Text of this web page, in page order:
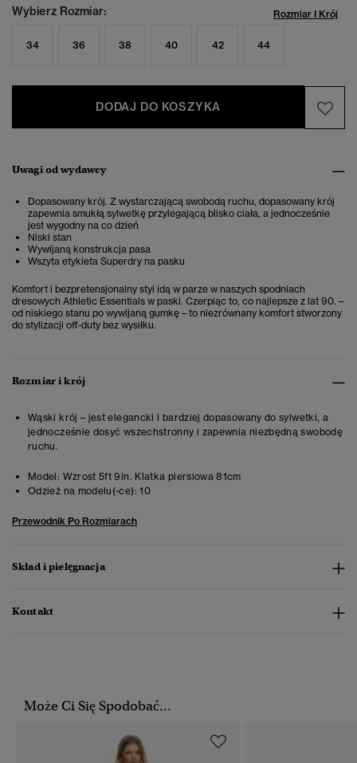
Wybierz Rozmiar: Rozmiar I Krój
34 36 38 40 42 44
DODAJ DO KOSZYKA
Uwagi od wydawcy
Dopasowany krój. Z wystarczającą swobodą ruchu, dopasowany krój
zapewnia smukłą sylwetkę przylegającą blisko ciała, a jednocześnie
jest wygodny na co dzień
Niski stan
Wywijaną konstrukcja pasa
Wszyta etykieta Superdry na pasku
Komfort i bezpretensjonalny styl idą w parze w naszych spodniach
dresowych Athletic Essentials w paski. Czerpiąc to, co najlepsze z lat 90. –
od niskiego stanu po wywijaną gumkę – to niezrównany komfort stworzony
do stylizacji off-duty bez wysiłku.
Rozmiar i krój
Wąski krój – jest elegancki i bardziej dopasowany do sylwetki, a
jednocześnie dosyć wszechstronny i zapewnia niezbędną swobodę
ruchu.
Model: Wzrost 5ft 9in. Klatka piersiowa 81cm
Odzież na modelu(-ce): 10
Przewodnik Po Rozmiarach
Skład i pielęgnacja
Kontakt
Może Ci Się Spodobać...